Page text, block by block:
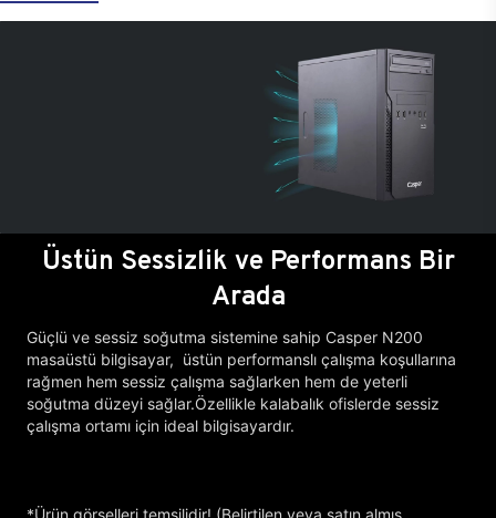
Üstün Sessizlik ve Performans Bir
Arada
Güçlü ve sessiz soğutma sistemine sahip Casper N200
masaüstü bilgisayar, üstün performanslı çalışma koşullarına
rağmen hem sessiz çalışma sağlarken hem de yeterli
soğutma düzeyi sağlar.Özellikle kalabalık ofislerde sessiz
çalışma ortamı için ideal bilgisayardır.
*Ürün görselleri temsilidir! (Belirtilen veya satın almış